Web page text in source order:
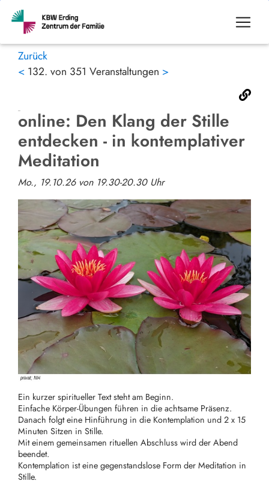
Zurück
< 132. von 351 Veranstaltungen >
online: Den Klang der Stille
entdecken - in kontemplativer
Meditation
Mo., 19.10.26 von 19.30-20.30 Uhr
Ein kurzer spiritueller Text steht am Beginn.
Einfache Körper-Übungen führen in die achtsame Präsenz.
Danach folgt eine Hinführung in die Kontemplation und 2 x 15
Minuten Sitzen in Stille.
Mit einem gemeinsamen rituellen Abschluss wird der Abend
beendet.
Kontemplation ist eine gegenstandslose Form der Meditation in
Stille.